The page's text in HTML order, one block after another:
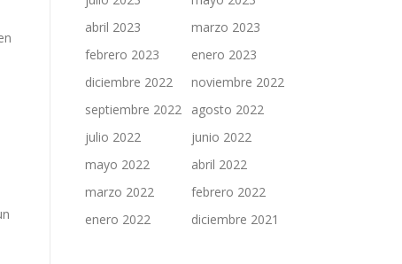
abril 2023
marzo 2023
febrero 2023
enero 2023
diciembre 2022
noviembre 2022
septiembre 2022
agosto 2022
julio 2022
junio 2022
mayo 2022
abril 2022
marzo 2022
febrero 2022
enero 2022
diciembre 2021